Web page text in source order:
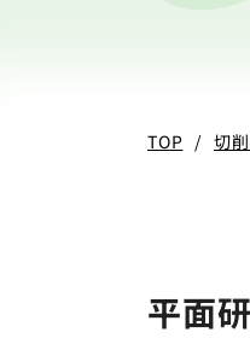
TOP 切
平面